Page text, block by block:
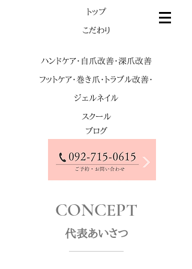
​トップ
​こだわり
ハンドケア・自爪改善・深爪改善
フットケア・巻き爪・トラブル改善・
ジェルネイル
スクール
ブログ
CONCEPT
代表あいさつ